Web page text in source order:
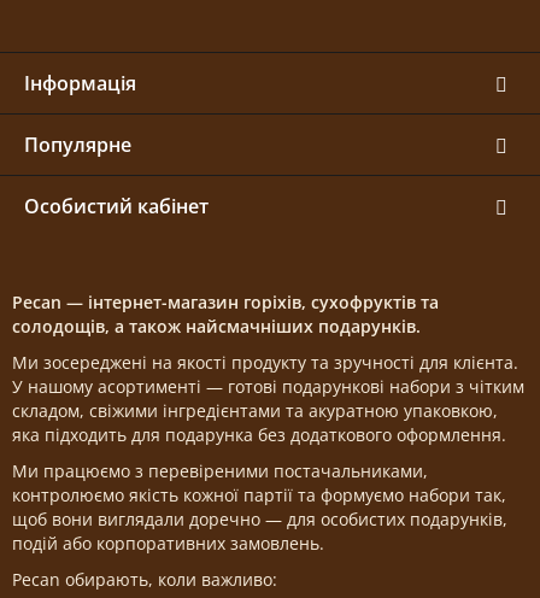
Інформація
Популярне
Особистий кабінет
Pecan — інтернет-магазин горіхів, сухофруктів та
солодощів, а також найсмачніших подарунків.
Ми зосереджені на якості продукту та зручності для клієнта.
У нашому асортименті — готові подарункові набори з чітким
складом, свіжими інгредієнтами та акуратною упаковкою,
яка підходить для подарунка без додаткового оформлення.
Ми працюємо з перевіреними постачальниками,
контролюємо якість кожної партії та формуємо набори так,
щоб вони виглядали доречно — для особистих подарунків,
подій або корпоративних замовлень.
Pecan обирають, коли важливо: